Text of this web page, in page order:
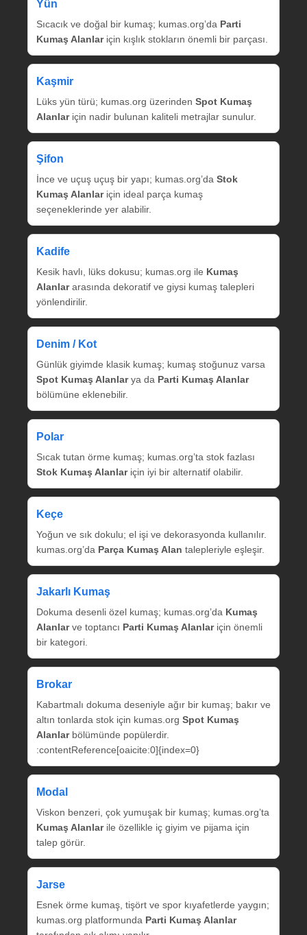
Yün
Sıcacık ve doğal bir kumaş; kumas.org’da Parti
Kumaş Alanlariçin kışlık stokların önemli bir parçası.
Kaşmir
Lüks yün türü; kumas.org üzerinden Spot Kumaş
Alanlariçin nadir bulunan kaliteli metrajlar sunulur.
Şifon
İnce ve uçuş uçuş bir yapı; kumas.org’da Stok
Kumaş Alanlariçin ideal parça kumaş
seçeneklerinde yer alabilir.
Kadife
Kesik havlı, lüks dokusu; kumas.org ile Kumaş
Alanlararasında dekoratif ve giysi kumaş talepleri
yönlendirilir.
Denim / Kot
Günlük giyimde klasik kumaş; kumaş stoğunuz varsa
Spot Kumaş Alanlarya da Parti Kumaş Alanlar
bölümüne eklenebilir.
Polar
Sıcak tutan örme kumaş; kumas.org’ta stok fazlası
Stok Kumaş Alanlariçin iyi bir alternatif olabilir.
Keçe
Yoğun ve sık dokulu; el işi ve dekorasyonda kullanılır.
kumas.org’da Parça Kumaş Alan talepleriyle eşleşir.
Jakarlı Kumaş
Dokuma desenli özel kumaş; kumas.org’da Kumaş
Alanlarve toptancı Parti Kumaş Alanlariçin önemli
bir kategori.
Brokar
Kabartmalı dokuma deseniyle ağır bir kumaş; bakır ve
altın tonlarda stok için kumas.org Spot Kumaş
Alanlarbölümünde popülerdir.
:contentReference[oaicite:0]{index=0}
Modal
Viskon benzeri, çok yumuşak bir kumaş; kumas.org’ta
Kumaş Alanlarile özellikle iç giyim ve pijama için
talep görür.
Jarse
Esnek örme kumaş, tişört ve spor kıyafetlerde yaygın;
kumas.org platformunda Parti Kumaş Alanlar